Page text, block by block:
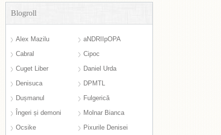
Blogroll
Alex Mazilu
aNDRIIpOPA
Cabral
Cipoc
Cuget Liber
Daniel Urda
Denisuca
DPMTL
Dușmanul
Fulgerică
Îngeri și demoni
Molnar Bianca
Ocsike
Pixurile Denisei